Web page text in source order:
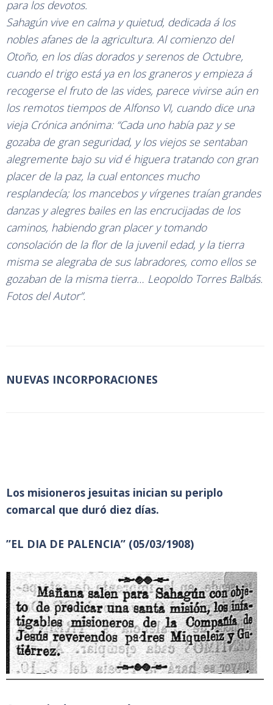
para los devotos.
Sahagún vive en calma y quietud, dedicada á los
nobles afanes de la agricultura. Al comienzo del
Otoño, en los días dorados y serenos de Octubre,
cuando el trigo está ya en los graneros y empieza á
recogerse el fruto de las vides, parece vivirse aún en
los remotos tiempos de Alfonso VI, cuando dice una
vieja Crónica anónima: “Cada uno había paz y se
gozaba de gran seguridad, y los viejos se sentaban
alegremente bajo su vid é higuera tratando con gran
placer de la paz, la cual entonces mucho
resplandecía; los mancebos y vírgenes traían grandes
danzas y alegres bailes en las encrucijadas de los
caminos, habiendo gran placer y tomando
consolación de la flor de la juvenil edad, y la tierra
misma se alegraba de sus labradores, como ellos se
gozaban de la misma tierra… Leopoldo Torres Balbás.
Fotos del Autor”.
NUEVAS INCORPORACIONES
Los misioneros jesuitas inician su periplo
comarcal que duró diez días.
”EL DIA DE PALENCIA” (05/03/1908)